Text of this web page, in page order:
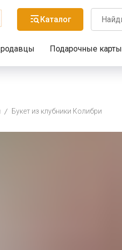
Каталог
Подарочные карты
Букет из клубники Колибри